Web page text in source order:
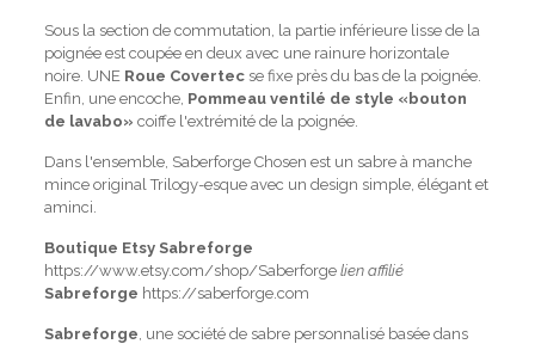
Sous la section de commutation, la partie inférieure lisse de la
poignée est coupée en deux avec une rainure horizontale
noire. UNE Roue Covertecse fixe près du bas de la poignée.
Enfin, une encoche, Pommeau ventilé de style «bouton
de lavabo» coiffe l'extrémité de la poignée.
Dans l'ensemble, Saberforge Chosen est un sabre à manche
mince original Trilogy-esque avec un design simple, élégant et
aminci.
Boutique Etsy Sabreforge
https://www.etsy.com/shop/Saberforge lien affilié
Sabreforge https://saberforge.com
Sabreforge, une société de sabre personnalisé basée dans